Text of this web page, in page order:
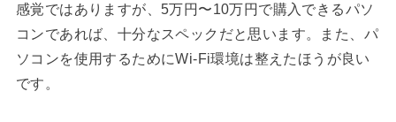
感覚ではありますが、5万円〜10万円で購入できるパソ
コンであれば、十分なスペックだと思います。また、パ
ソコンを使用するためにWi-Fi環境は整えたほうが良い
です。